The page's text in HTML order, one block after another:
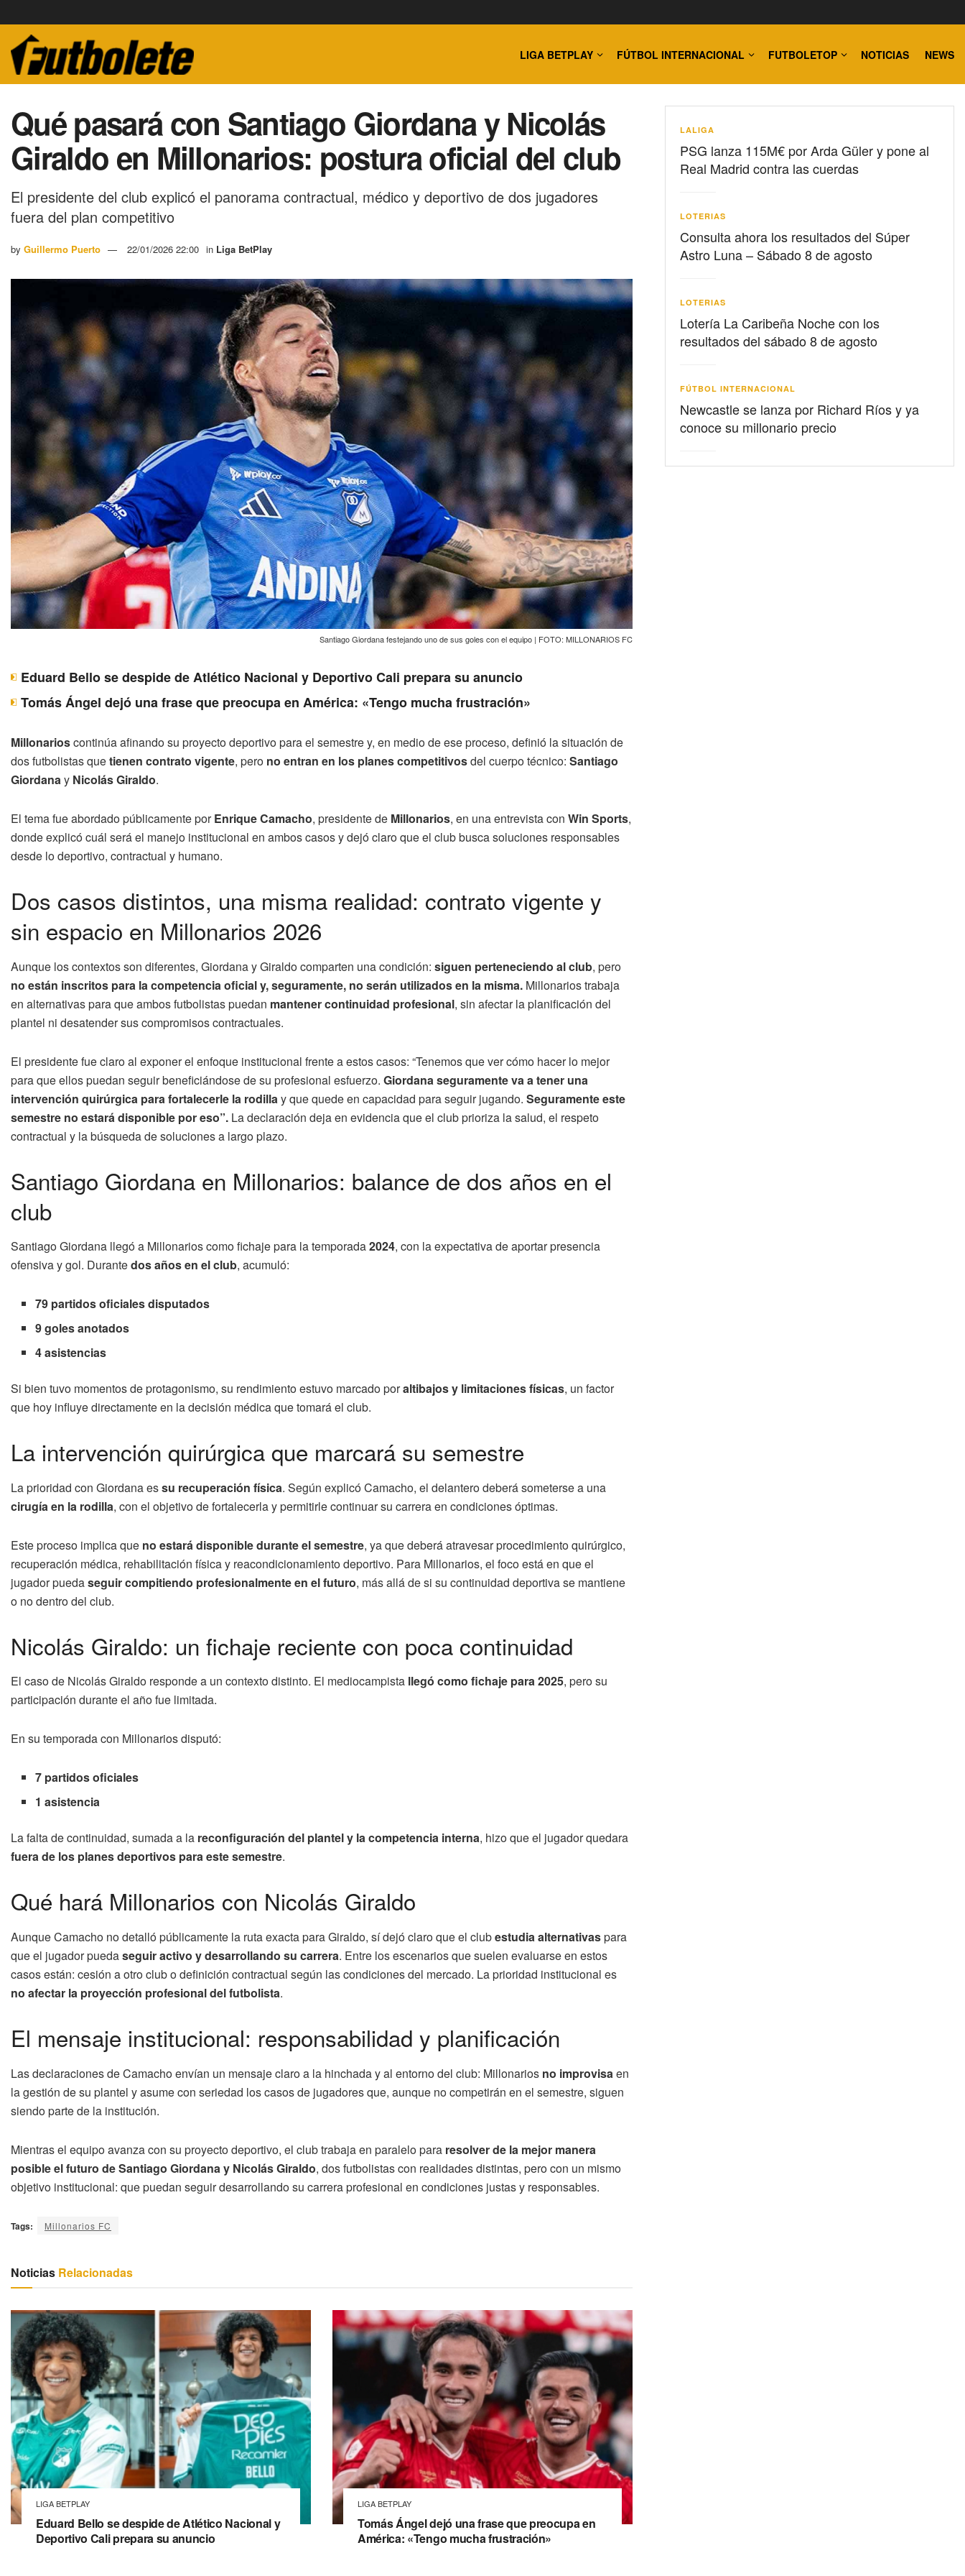
LIGA BETPLAY FÚTBOL INTERNACIONAL FUTBOLETOP NOTICIAS NEWS
Qué pasará con Santiago Giordana y Nicolás
Giraldo en Millonarios: postura oficial del club
El presidente del club explicó el panorama contractual, médico y deportivo de dos jugadores
fuera del plan competitivo
by Guillermo Puerto 22/01/2026 22:00 in Liga BetPlay
Santiago Giordana festejando uno de sus goles con el equipo | FOTO: MILLONARIOS FC
Eduard Bello se despide de Atlético Nacional y Deportivo Cali prepara su anuncio
Tomás Ángel dejó una frase que preocupa en América: «Tengo mucha frustración»
Millonarioscontinúa afinando su proyecto deportivo para el semestre y, en medio de ese proceso, definió la situación de
dos futbolistas quetienen contrato vigente, pero no entran en los planes competitivosdel cuerpo técnico: Santiago
Giordanay Nicolás Giraldo.
El tema fue abordado públicamente porEnrique Camacho, presidente de Millonarios, en una entrevista con Win Sports,
donde explicó cuál será el manejo institucional en ambos casos y dejó claro que el club busca soluciones responsables
desde lo deportivo, contractual y humano.
Dos casos distintos, una misma realidad: contrato vigente y
sin espacio en Millonarios 2026
Aunque los contextos son diferentes, Giordana y Giraldo comparten una condición: siguen perteneciendo al club, pero
no están inscritos para la competencia oficial y, seguramente, no serán utilizados en la misma. Millonarios trabaja
en alternativas para que ambos futbolistas puedan mantener continuidad profesional, sin afectar la planificación del
plantel ni desatender sus compromisos contractuales.
El presidente fue claro al exponer el enfoque institucional frente a estos casos: “Tenemos que ver cómo hacer lo mejor
para que ellos puedan seguir beneficiándose de su profesional esfuerzo. Giordana seguramente va a tener una
intervención quirúrgica para fortalecerle la rodilla y que quede en capacidad para seguir jugando. Seguramente este
semestre no estará disponible por eso”. La declaración deja en evidencia que el club prioriza la salud, el respeto
contractual y la búsqueda de soluciones a largo plazo.
Santiago Giordana en Millonarios: balance de dos años en el
club
Santiago Giordana llegó a Millonarios como fichaje para la temporada2024, con la expectativa de aportar presencia
ofensiva y gol. Durantedos años en el club, acumuló:
79 partidos oficiales disputados
9 goles anotados
4 asistencias
Si bien tuvo momentos de protagonismo, su rendimiento estuvo marcado poraltibajos y limitaciones físicas, un factor
que hoy influye directamente en la decisión médica que tomará el club.
La intervención quirúrgica que marcará su semestre
La prioridad con Giordana essu recuperación física. Según explicó Camacho, el delantero deberá someterse a una
cirugía en la rodilla, con el objetivo de fortalecerla y permitirle continuar su carrera en condiciones óptimas.
Este proceso implica que no estará disponible durante el semestre, ya que deberá atravesar procedimiento quirúrgico,
recuperación médica, rehabilitación física y reacondicionamiento deportivo. Para Millonarios, el foco está en que el
jugador puedaseguir compitiendo profesionalmente en el futuro, más allá de si su continuidad deportiva se mantiene
o no dentro del club.
Nicolás Giraldo: un fichaje reciente con poca continuidad
El caso de Nicolás Giraldo responde a un contexto distinto. El mediocampista llegó como fichaje para 2025, pero su
participación durante el año fue limitada.
En su temporada con Millonarios disputó:
7 partidos oficiales
1 asistencia
La falta de continuidad, sumada a la reconfiguración del plantel y la competencia interna, hizo que el jugador quedara
fuera de los planes deportivos para este semestre.
Qué hará Millonarios con Nicolás Giraldo
Aunque Camacho no detalló públicamente la ruta exacta para Giraldo, sí dejó claro que el clubestudia alternativaspara
que el jugador puedaseguir activo y desarrollando su carrera. Entre los escenarios que suelen evaluarse en estos
casos están: cesión a otro club o definición contractual según las condiciones del mercado. La prioridad institucional es
no afectar la proyección profesional del futbolista.
El mensaje institucional: responsabilidad y planificación
Las declaraciones de Camacho envían un mensaje claro a la hinchada y al entorno del club: Millonarios no improvisa en
la gestión de su plantel y asume con seriedad los casos de jugadores que, aunque no competirán en el semestre, siguen
siendo parte de la institución.
Mientras el equipo avanza con su proyecto deportivo, el club trabaja en paralelo para resolver de la mejor manera
posible el futuro de Santiago Giordana y Nicolás Giraldo, dos futbolistas con realidades distintas, pero con un mismo
objetivo institucional: que puedan seguir desarrollando su carrera profesional en condiciones justas y responsables.
Tags: Millonarios FC
Noticias Relacionadas
LIGA BETPLAY
Eduard Bello se despide de Atlético Nacional y
Deportivo Cali prepara su anuncio
LIGA BETPLAY
Tomás Ángel dejó una frase que preocupa en
América: «Tengo mucha frustración»
LALIGA
PSG lanza 115M€ por Arda Güler y pone al
Real Madrid contra las cuerdas
LOTERIAS
Consulta ahora los resultados del Súper
Astro Luna – Sábado 8 de agosto
LOTERIAS
Lotería La Caribeña Noche con los
resultados del sábado 8 de agosto
FÚTBOL INTERNACIONAL
Newcastle se lanza por Richard Ríos y ya
conoce su millonario precio